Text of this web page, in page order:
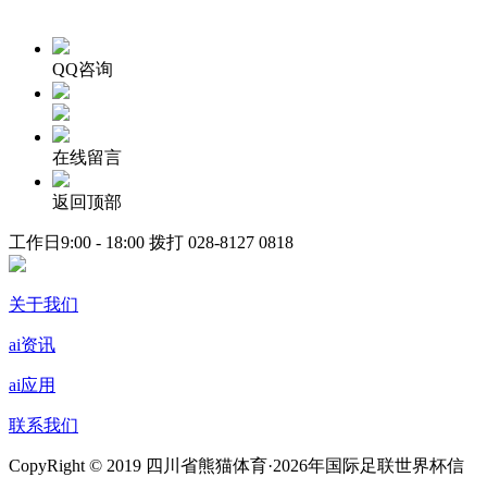
QQ咨询
在线留言
返回顶部
工作日9:00 - 18:00 拨打 028-8127 0818
关于我们
ai资讯
ai应用
联系我们
CopyRight © 2019 四川省熊猫体育·2026年国际足联世界杯信